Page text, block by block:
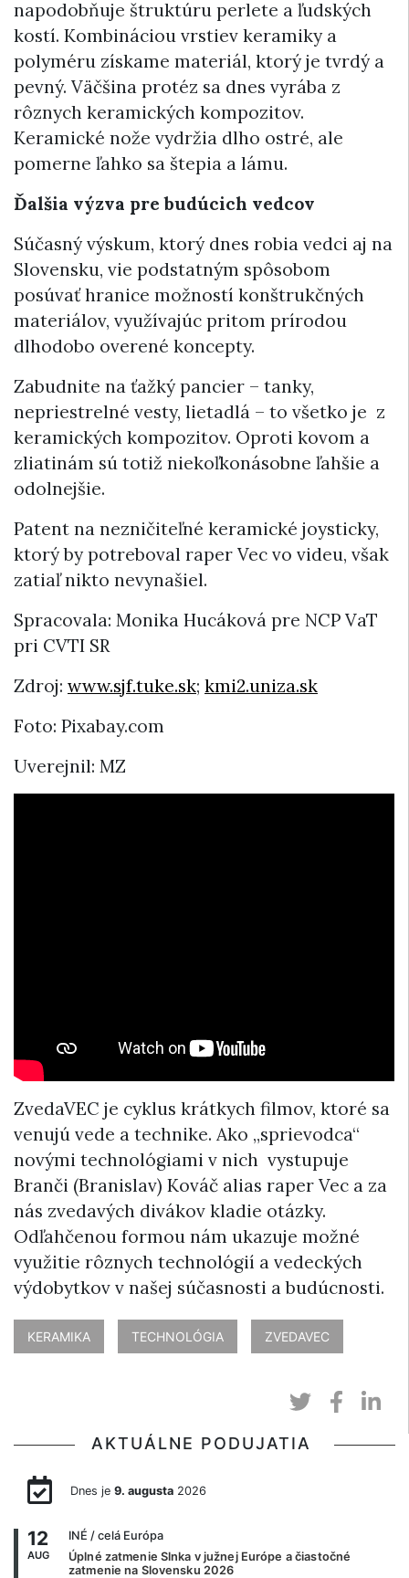
napodobňuje štruktúru perlete a ľudských
kostí. Kombináciou vrstiev keramiky a
polyméru získame materiál, ktorý je tvrdý a
pevný. Väčšina protéz sa dnes vyrába z
rôznych keramických kompozitov.
Keramické nože vydržia dlho ostré, ale
pomerne ľahko sa štepia a lámu.
Ďalšia výzva pre budúcich vedcov
Súčasný výskum, ktorý dnes robia vedci aj na
Slovensku, vie podstatným spôsobom
posúvať hranice možností konštrukčných
materiálov, využívajúc pritom prírodou
dlhodobo overené koncepty.
Zabudnite na ťažký pancier – tanky,
nepriestrelné vesty, lietadlá – to všetko je z
keramických kompozitov. Oproti kovom a
zliatinám sú totiž niekoľkonásobne ľahšie a
odolnejšie.
Patent na nezničiteľné keramické joysticky,
ktorý by potreboval raper Vec vo videu, však
zatiaľ nikto nevynašiel.
Spracovala: Monika Hucáková pre NCP VaT
pri CVTI SR
Zdroj: www.sjf.tuke.sk; kmi2.uniza.sk
Foto: Pixabay.com
Uverejnil: MZ
ZvedaVEC je cyklus krátkych filmov, ktoré sa
venujú vede a technike. Ako „sprievodca“
novými technológiami v nich vystupuje
Branči (Branislav) Kováč alias raper Vec a za
nás zvedavých divákov kladie otázky.
Odľahčenou formou nám ukazuje možné
využitie rôznych technológií a vedeckých
výdobytkov v našej súčasnosti a budúcnosti.
KERAMIKA TECHNOLÓGIA ZVEDAVEC
AKTUÁLNE PODUJATIA
Dnes je 9. augusta2026
12
AUG
INÉ / celá Európa
Úplné zatmenie Slnka v južnej Európe a čiastočné
zatmenie na Slovensku 2026